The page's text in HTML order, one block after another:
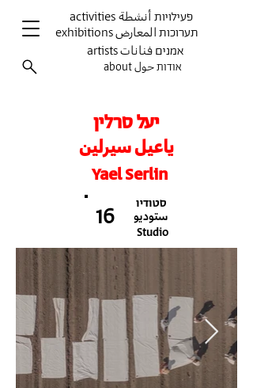
activities פעילויות أنشطة
exhibitions תערוכות المعارض
artists אמנים فنانات
about אודות حول
יעל סרלין
ياعيل سيرلين
Yael Serlin
16 ستوديو
סטודיו
Studio